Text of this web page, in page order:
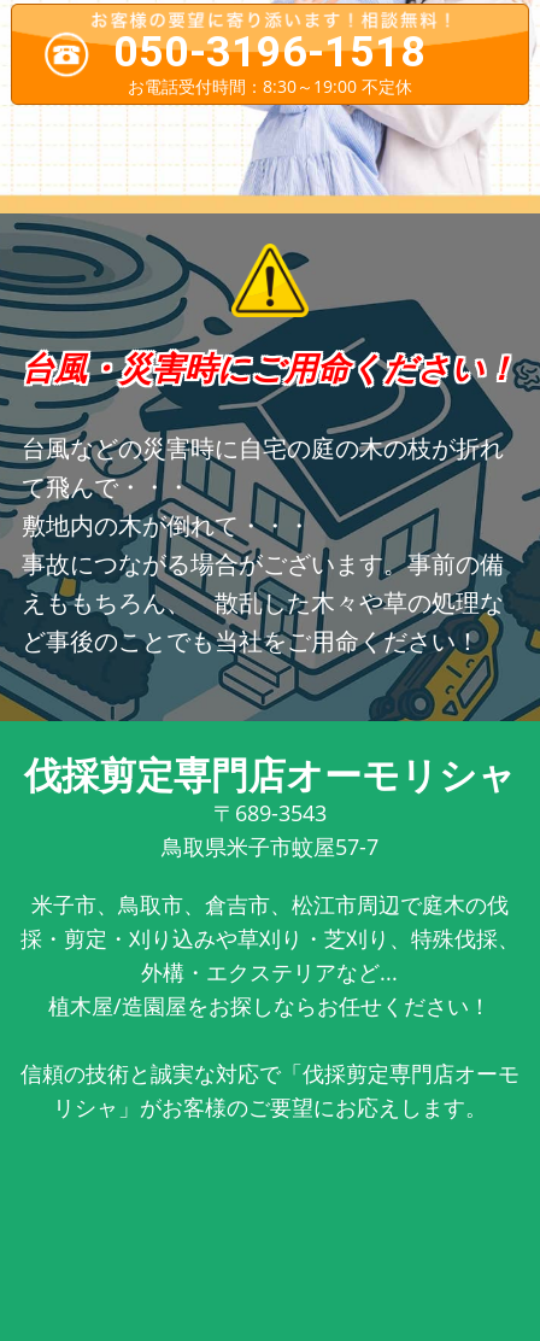
050-3196-1518
お電話受付時間：8:30～19:00 不定休
台風・災害時にご用命ください！
台風などの災害時に自宅の庭の木の枝が折れ
て飛んで・・・
敷地内の木が倒れて・・・
事故につながる場合がございます。事前の備
えももちろん、 散乱した木々や草の処理な
ど事後のことでも当社をご用命ください！
伐採剪定専門店オーモリシャ
〒689-3543
鳥取県米子市蚊屋57-7
米子市、鳥取市、倉吉市、松江市周辺で庭木の伐
採・剪定・刈り込みや草刈り・芝刈り、特殊伐採、
外構・エクステリアなど...
植木屋/造園屋をお探しならお任せください！
信頼の技術と誠実な対応で「伐採剪定専門店オーモ
リシャ」がお客様のご要望にお応えします。